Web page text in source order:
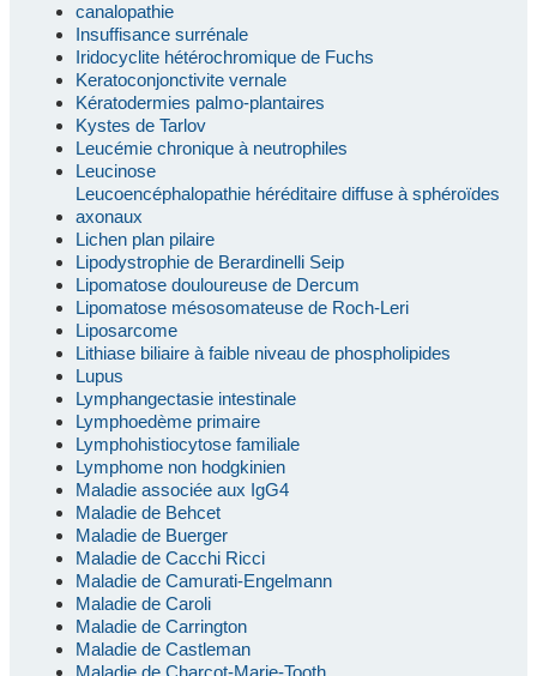
canalopathie
Insuffisance surrénale
Iridocyclite hétérochromique de Fuchs
Keratoconjonctivite vernale
Kératodermies palmo-plantaires
Kystes de Tarlov
Leucémie chronique à neutrophiles
Leucinose
Leucoencéphalopathie héréditaire diffuse à sphéroïdes
axonaux
Lichen plan pilaire
Lipodystrophie de Berardinelli Seip
Lipomatose douloureuse de Dercum
Lipomatose mésosomateuse de Roch-Leri
Liposarcome
Lithiase biliaire à faible niveau de phospholipides
Lupus
Lymphangectasie intestinale
Lymphoedème primaire
Lymphohistiocytose familiale
Lymphome non hodgkinien
Maladie associée aux IgG4
Maladie de Behcet
Maladie de Buerger
Maladie de Cacchi Ricci
Maladie de Camurati-Engelmann
Maladie de Caroli
Maladie de Carrington
Maladie de Castleman
Maladie de Charcot-Marie-Tooth